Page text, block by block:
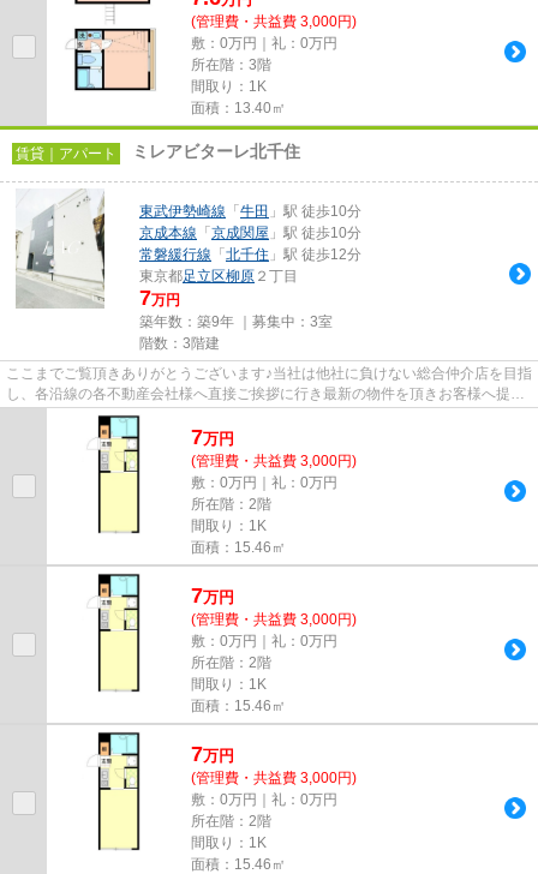
(管理費・共益費 3,000円)
敷：0万円｜礼：0万円
所在階：3階
間取り：1K
面積：13.40㎡
賃貸｜アパート ミレアビターレ北千住
東武伊勢崎線 「 牛田 」駅 徒歩10分
京成本線 「 京成関屋 」駅 徒歩10分
常磐緩行線 「 北千住 」駅 徒歩12分
東京都足立区柳原 ２丁目
7万円
築年数：築9年 ｜募集中： 3室
階数：3階建
ここまでご覧頂きありがとうございます♪当社は他社に負けない総合仲介店を目指
し、各沿線の各不動産会社様へ直接ご挨拶に行き最新の物件を頂きお客様へ提供
しております！最新の情報は...
7万円
(管理費・共益費 3,000円)
敷：0万円｜礼：0万円
所在階：2階
間取り：1K
面積：15.46㎡
7万円
(管理費・共益費 3,000円)
敷：0万円｜礼：0万円
所在階：2階
間取り：1K
面積：15.46㎡
7万円
(管理費・共益費 3,000円)
敷：0万円｜礼：0万円
所在階：2階
間取り：1K
面積：15.46㎡